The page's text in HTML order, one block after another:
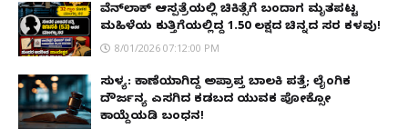
ವೆನ್‌ಲಾಕ್ ಆಸ್ಪತ್ರೆಯಲ್ಲಿ ಚಿಕಿತ್ಸೆಗೆ ಬಂದಾಗ ಮೃತಪಟ್ಟ
ಮಹಿಳೆಯ ಕುತ್ತಿಗೆಯಲ್ಲಿದ್ದ ₹1.50 ಲಕ್ಷದ ಚಿನ್ನದ ಸರ ಕಳವು!
8/01/2026 07:12:00 PM
ಸುಳ್ಯ: ಕಾಣೆಯಾಗಿದ್ದ ಅಪ್ರಾಪ್ತ ಬಾಲಕಿ ಪತ್ತೆ; ಲೈಂಗಿಕ
ದೌರ್ಜನ್ಯ ಎಸಗಿದ ಕಡಬದ ಯುವಕ ಪೋಕ್ಸೋ
ಕಾಯ್ದೆಯಡಿ ಬಂಧನ!